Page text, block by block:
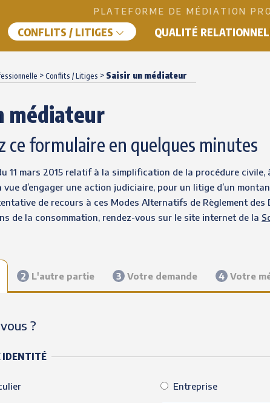
PLATEFORME DE MÉDIATION
CONFLITS / LITIGES QUALITÉ
> Conflits / Litiges > Saisir un médiateur
médiateur
ce formulaire en quelques minutes
11 mars 2015 relatif à la simplification de la procédure
vue d’engager une action judiciaire, pour un litige d’un
de recours à ces Modes Alternatifs de Règlement
de la consommation, rendez-vous sur le site internet de la
2 L'autre partie 3 Votre demande 4 Votre
?
IDENTITÉ
Entreprise